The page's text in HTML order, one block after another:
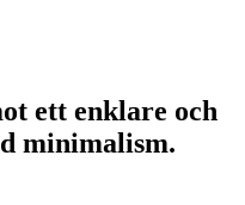
ett enklare och
minimalism.